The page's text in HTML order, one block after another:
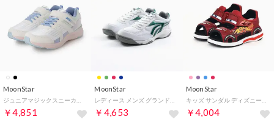
MoonStar
￥4,851
MoonStar
￥4,653
MoonStar
￥4,004